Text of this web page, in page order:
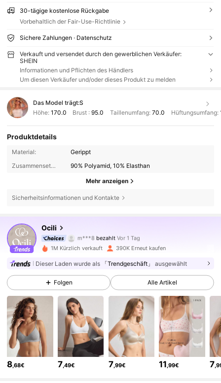
30-tägige kostenlose Rückgabe
Vorbehaltlich der Fair-Use-Richtlinie
Sichere Zahlungen · Datenschutz
Verkauft und versendet durch den gewerblichen Verkäufer:
SHEIN
Informationen und Pflichten des Händlers
Um diesen Verkäufer und/oder dieses Produkt zu melden
Das Model trägt:S
Höhe: 170.0 Brust :95.0 Taillenumfang: 70.0 Hüftungsumfang:
Produktdetails
Material:
Gerippt
Zusammensetzung:
90% Polyamid, 10% Elasthan
Mehr anzeigen
Sicherheitsinformationen und Kontakte
Ocili
s***2istVor 10 Minutengefolgt
4,84 456K Follower
4,84 456K Follower
4,84 456K Follower
1M Kürzlich verkauft 390K Erneut kaufen
Dieser Laden wurde als 「Trendgeschäft」 ausgewählt
Folgen Alle Artikel
8,68€ 7,49€ 7,99€ 11,99€ 7